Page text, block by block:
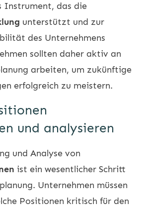
Instrument, das die
unterstützt und zur
des Unternehmens
sollten daher aktiv an
arbeiten, um zukünftige
erfolgreich zu meistern.
und analysieren
und Analyse von
ist ein wesentlicher Schritt
Unternehmen müssen
Positionen kritisch für den